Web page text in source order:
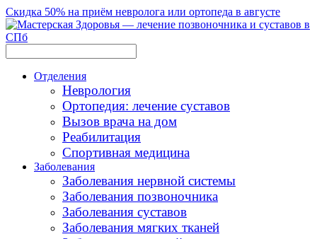
Скидка 50% на приём невролога или ортопеда в августе
Отделения
Неврология
Ортопедия: лечение суставов
Вызов врача на дом
Реабилитация
Спортивная медицина
Заболевания
Заболевания нервной системы
Заболевания позвоночника
Заболевания суставов
Заболевания мягких тканей